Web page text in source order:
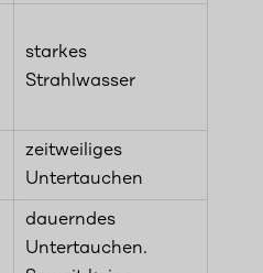
starkes
Strahlwasser
zeitweiliges
Untertauchen
dauerndes
Untertauchen.